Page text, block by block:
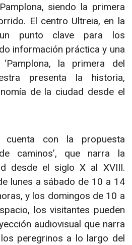
siendo la primera
El centro Ultreia, en la
punto clave para los
información práctica y una
la primera del
presenta la historia,
de la ciudad desde el
cuenta con la propuesta
caminos’, que narra la
desde el siglo X al XVIII.
lunes a sábado de 10 a 14
y los domingos de 10 a
los visitantes pueden
audiovisual que narra
peregrinos a lo largo del